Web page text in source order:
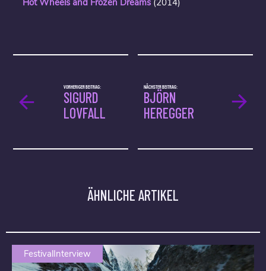
Hot Wheels and Frozen Dreams (2014)
NÄCHSTER BEITRAG:
BJÖRN
HEREGGER
VORHERIGER BEITRAG:
SIGURD
LOVFALL
ÄHNLICHE ARTIKEL
FestivalInterview